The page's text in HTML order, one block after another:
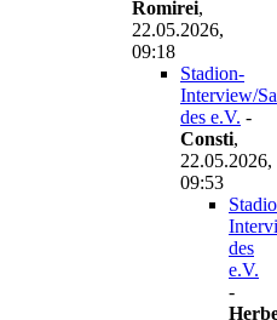
Romirei,
22.05.2026,
09:18
Stadion-
Interview/
des e.V. -
Consti,
22.05.2026,
09:53
des
e.V.
-